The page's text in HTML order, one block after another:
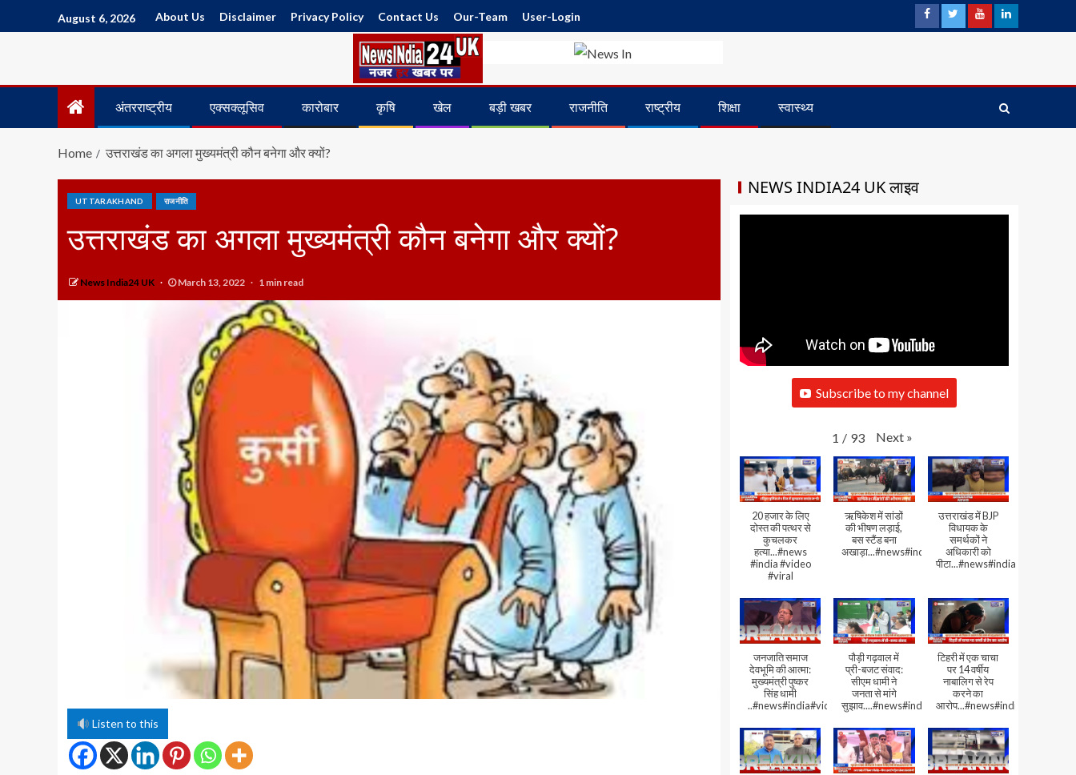
August 6, 2026 About Us Disclaimer Privacy Policy Contact Us Our-Team User-Login
अंतरराष्ट्रीय एक्सक्लूसिव कारोबार कृषि खेल बड़ी खबर राजनीति राष्ट्रीय शिक्षा स्वास्थ्य
Home उत्तराखंड का अगला मुख्यमंत्री कौन बनेगा और क्यों?
UTTARAKHAND राजनीति
उत्तराखंड का अगला मुख्यमंत्री कौन बनेगा और क्यों?
News India24 UK March 13, 2022 1 min read
Listen to this
NEWS INDIA24 UK लाइव
Subscribe to my channel
1 / 93 Next »
20 हजार के लिए
दोस्त की पत्थर से
कुचलकर
हत्या...#news
#india #video
#viral
ऋषिकेश में सांडों
की भीषण लड़ाई,
बस स्टैंड बना
अखाड़ा...#news#india#video#viral
उत्तराखंड में BJP
विधायक के
समर्थकों ने
अधिकारी को
पीटा...#news#india#video#viral
जनजाति समाज
देवभूमि की आत्मा:
मुख्यमंत्री पुष्कर
सिंह धामी
..#news#india#video#viral
पौड़ी गढ़वाल में
प्री-बजट संवाद:
सीएम धामी ने
जनता से मांगे
सुझाव....#news#india#video#viral
टिहरी में एक चाचा
पर 14 वर्षीय
नाबालिग से रेप
करने का
आरोप...#news#india#video